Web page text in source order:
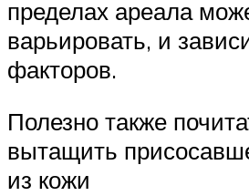
пределах ареала
варьировать, и
факторов.
Полезно также
вытащить
из кожи